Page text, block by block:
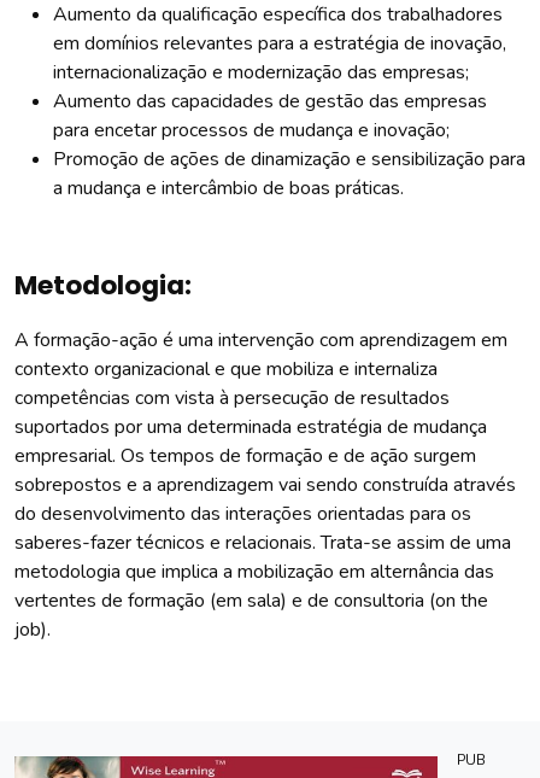
Aumento da qualificação específica dos trabalhadores
em domínios relevantes para a estratégia de inovação,
internacionalização e modernização das empresas;
Aumento das capacidades de gestão das empresas
para encetar processos de mudança e inovação;
Promoção de ações de dinamização e sensibilização para
a mudança e intercâmbio de boas práticas.
Metodologia:
A formação-ação é uma intervenção com aprendizagem em
contexto organizacional e que mobiliza e internaliza
competências com vista à persecução de resultados
suportados por uma determinada estratégia de mudança
empresarial. Os tempos de formação e de ação surgem
sobrepostos e a aprendizagem vai sendo construída através
do desenvolvimento das interações orientadas para os
saberes-fazer técnicos e relacionais. Trata-se assim de uma
metodologia que implica a mobilização em alternância das
vertentes de formação (em sala) e de consultoria (on the
job).
PUB